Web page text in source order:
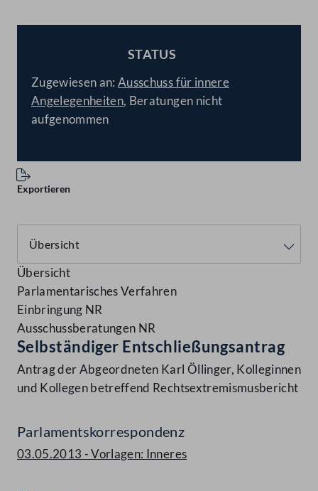
STATUS
Zugewiesen an:Ausschuss für innere
Angelegenheiten, Beratungen nicht
aufgenommen
Exportieren
Übersicht
Parlamentarisches Verfahren
Einbringung NR
Ausschussberatungen NR
Selbständiger Entschließungsantrag
Antrag der Abgeordneten Karl Öllinger, Kolleginnen
und Kollegen betreffend Rechtsextremismusbericht
Parlamentskorrespondenz
03.05.2013 - Vorlagen: Inneres